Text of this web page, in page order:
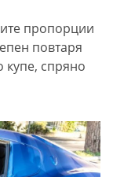
пропорции
повтаря
спряно